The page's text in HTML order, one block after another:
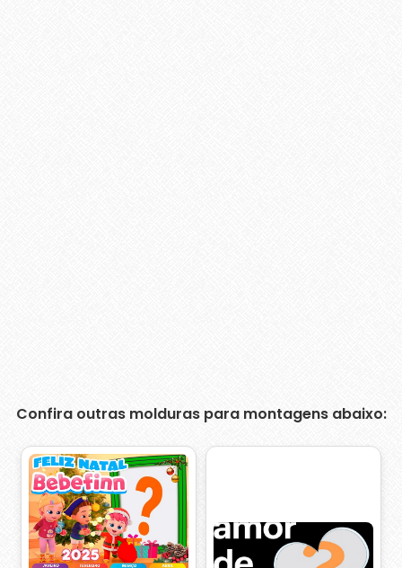
Confira outras molduras para montagens abaixo: